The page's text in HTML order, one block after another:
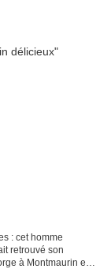
: cet homme
retrouvé son
à Montmaurin en